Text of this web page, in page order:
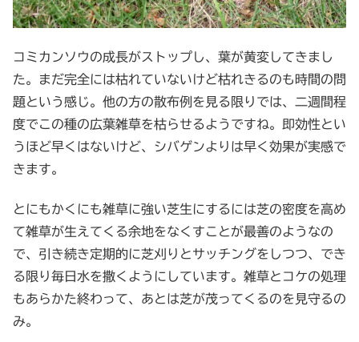
コミカンソウの成長がストップし、葉が黄変してきまし
た。まだ完全には枯れていないけど枯れきるのも時間の問
題という感じ。他の方の散布例を見る限りでは、二週間程
度でこの種の広葉雑草を枯らせるようですね。即効性とい
うほど早くはないけど、シバゲンよりは早く効果が実感で
きます。
とにもかくにも雑草に強い芝生にするには芝の密度を高め
て雑草が生えてくる余地をなくすことが最善のようなの
で、引き続き定期的に芝刈りとサッチングをしつつ、でき
る限り毎日水を撒くようにしています。雑草とコケの処理
もあらかた終わって、あとは芝が茂ってくるのを見守るの
み。